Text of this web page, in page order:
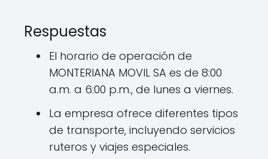
Respuestas
El horario de operación de
MONTERIANA MOVIL SA es de 8:00
a.m. a 6:00 p.m., de lunes a viernes.
La empresa ofrece diferentes tipos
de transporte, incluyendo servicios
ruteros y viajes especiales.